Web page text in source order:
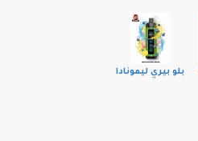
بلو بيري ليمونادا